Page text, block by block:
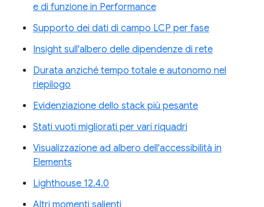
e di funzione in Performance
Supporto dei dati di campo LCP per fase
Insight sull'albero delle dipendenze di rete
Durata anziché tempo totale e autonomo nel
riepilogo
Evidenziazione dello stack più pesante
Stati vuoti migliorati per vari riquadri
Visualizzazione ad albero dell'accessibilità in
Elements
Lighthouse 12.4.0